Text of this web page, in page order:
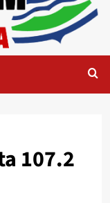
107.2